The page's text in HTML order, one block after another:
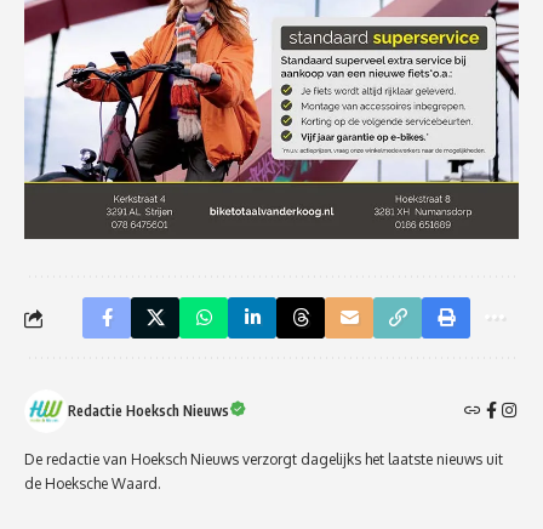
Redactie Hoeksch Nieuws
De redactie van Hoeksch Nieuws verzorgt dagelijks het laatste nieuws uit
de Hoeksche Waard.